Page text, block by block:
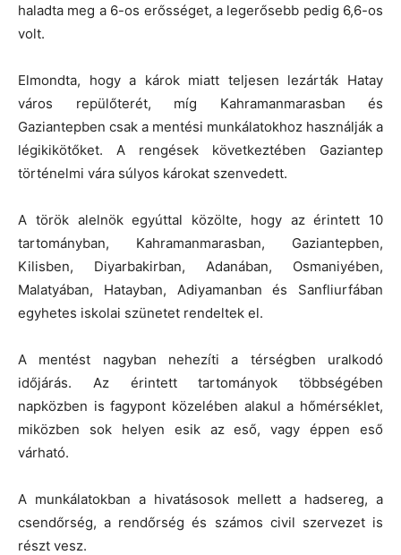
haladta meg a 6-os erősséget, a legerősebb pedig 6,6-os
volt.
Elmondta, hogy a károk miatt teljesen lezárták Hatay
város repülőterét, míg Kahramanmarasban és
Gaziantepben csak a mentési munkálatokhoz használják a
légikikötőket. A rengések következtében Gaziantep
történelmi vára súlyos károkat szenvedett.
A török alelnök egyúttal közölte, hogy az érintett 10
tartományban, Kahramanmarasban, Gaziantepben,
Kilisben, Diyarbakirban, Adanában, Osmaniyében,
Malatyában, Hatayban, Adiyamanban és Sanfliurfában
egyhetes iskolai szünetet rendeltek el.
A mentést nagyban nehezíti a térségben uralkodó
időjárás. Az érintett tartományok többségében
napközben is fagypont közelében alakul a hőmérséklet,
miközben sok helyen esik az eső, vagy éppen eső
várható.
A munkálatokban a hivatásosok mellett a hadsereg, a
csendőrség, a rendőrség és számos civil szervezet is
részt vesz.